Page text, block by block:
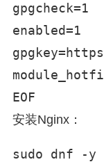
gpgcheck=1
enabled=1
EOF
安装Nginx：
sudo dnf -